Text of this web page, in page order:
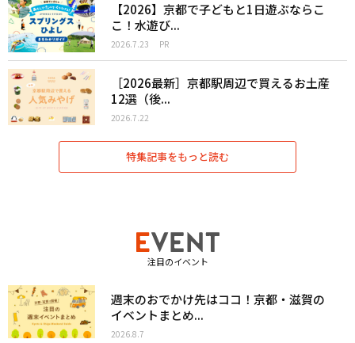
【2026】京都で子どもと1日遊ぶならこ
こ！水遊び...
2026.7.23 PR
［2026最新］京都駅周辺で買えるお土産
12選（後...
2026.7.22
特集記事をもっと読む
注目のイベント
週末のおでかけ先はココ！京都・滋賀の
イベントまとめ...
2026.8.7